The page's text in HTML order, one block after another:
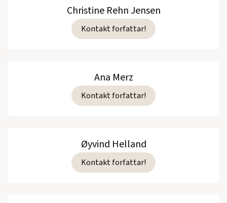
Christine Rehn Jensen
Kontakt forfattar!
Ana Merz
Kontakt forfattar!
Øyvind Helland
Kontakt forfattar!